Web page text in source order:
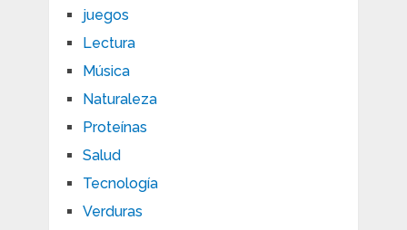
juegos
Lectura
Música
Naturaleza
Proteínas
Salud
Tecnología
Verduras